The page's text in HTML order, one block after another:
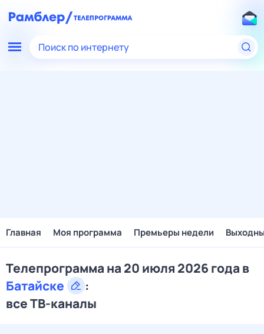
Поиск по интернету
Главная Моя программа Премьеры недели
Телепрограмма на 20 июля 2026 года в
Батайске
:
все ТВ-каналы